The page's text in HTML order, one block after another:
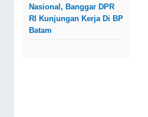
Nasional, Banggar DPR
RI Kunjungan Kerja Di BP
Batam